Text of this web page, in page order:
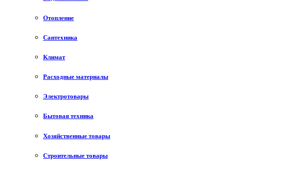
Отопление
Сантехника
Климат
Расходные материалы
Электротовары
Бытовая техника
Хозяйственные товары
Строительные товары